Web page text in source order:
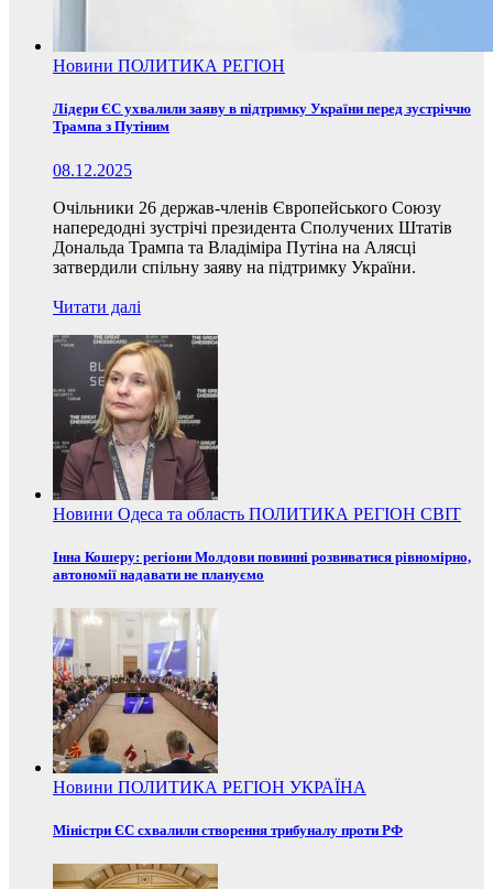
Новини ПОЛИТИКА РЕГІОН
Лідери ЄС ухвалили заяву в підтримку України перед зустріччю
Трампа з Путіним
08.12.2025
Очільники 26 держав-членів Європейського Союзу
напередодні зустрічі президента Сполучених Штатів
Дональда Трампа та Владіміра Путіна на Алясці
затвердили спільну заяву на підтримку України.
Читати далі
Новини Одеса та область ПОЛИТИКА РЕГІОН СВІТ
Інна Кошеру: регіони Молдови повинні розвиватися рівномірно,
автономії надавати не плануємо
Новини ПОЛИТИКА РЕГІОН УКРАЇНА
Міністри ЄС схвалили створення трибуналу проти РФ